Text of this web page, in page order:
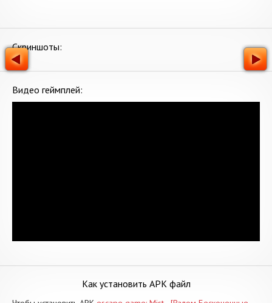
Скриншоты:
Видео геймплей:
Как установить APK файл